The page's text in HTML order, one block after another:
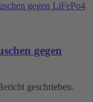
gegen LiFePo4
gegen
geschrieben.